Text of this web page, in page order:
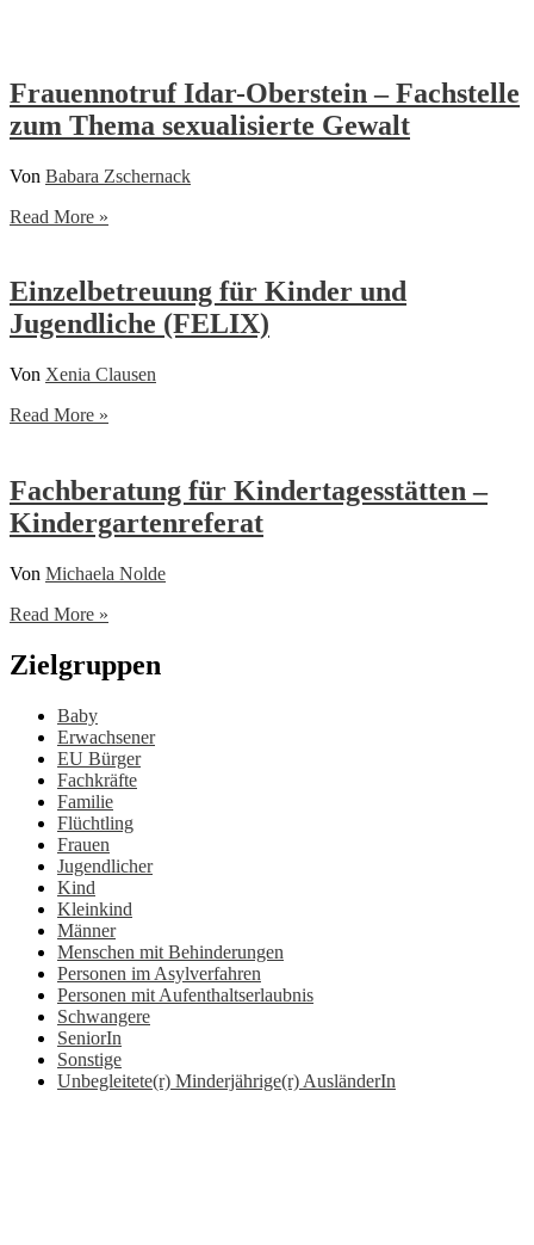
Frauennotruf Idar-Oberstein – Fachstelle
zum Thema sexualisierte Gewalt
Von Babara Zschernack
Frauennotruf
–
Fachstelle
zum
Thema
sexualisierte
Gewalt
Read More »
Einzelbetreuung für Kinder und
Jugendliche (FELIX)
Von Xenia Clausen
Einzelbetreuung
und
Jugendliche
(FELIX)
Read More »
Fachberatung für Kindertagesstätten –
Kindergartenreferat
Von Michaela Nolde
Fachberatung
Kindertagesstätten
–
Read More »
Zielgruppen
Baby
Erwachsener
EU Bürger
Fachkräfte
Familie
Flüchtling
Frauen
Jugendlicher
Kind
Kleinkind
Männer
Menschen mit Behinderungen
Personen im Asylverfahren
Personen mit Aufenthaltserlaubnis
Schwangere
SeniorIn
Sonstige
Unbegleitete(r) Minderjährige(r) AusländerIn